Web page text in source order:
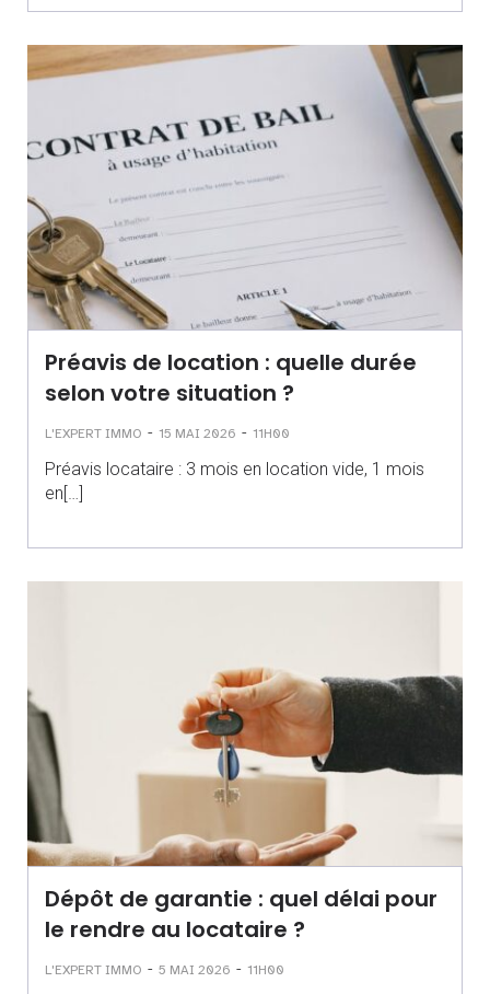
Préavis de location : quelle durée
selon votre situation ?
L'EXPERT IMMO - 15 MAI 2026 - 11H00
Préavis locataire : 3 mois en location vide, 1 mois
en[…]
Dépôt de garantie : quel délai pour
le rendre au locataire ?
L'EXPERT IMMO - 5 MAI 2026 - 11H00